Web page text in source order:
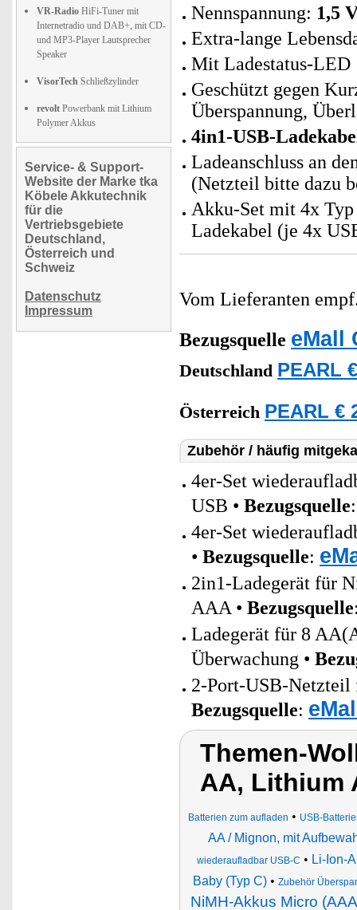
VR-Radio HiFi-Tuner mit
Internetradio und DAB+, mit CD-
und MP3-Player Lautsprecher
Speaker
VisorTech Schließzylinder
revolt Powerbank mit Lithium
Polymer Akkus
Service- & Support-
Website der Marke tka
Köbele Akkutechnik
für die
Vertriebsgebiete
Deutschland,
Österreich und
Schweiz
Datenschutz
Impressum
Nennspannung: 1,5
Extra-lange
Mit Ladestatus-LED
Geschützt gegen
Überspannung,
4in1-USB-
Ladeanschluss an
(Netzteil bitte dazu
Akku-Set mit 4x
Ladekabel (je 4x
Vom Lieferanten
Bezugsquelle eMall
Deutschland PEARL
Österreich PEARL €
Zubehör / häufig
4er-Set
USB • Bezugsquelle
4er-Set
• Bezugsquelle:
2in1-Ladegerät für
AAA • Bezugsquelle
Ladegerät für 8
Überwachung •
2-Port-USB-Netzteil
Bezugsquelle:
Themen-
AA, Lithium
Batterien zum aufladen • USB-
AA / Mignon, mit
wiederaufladbar USB-C • Li-Ion-
Baby (Typ C) • Zubehör
NiMH-Akkus Micro